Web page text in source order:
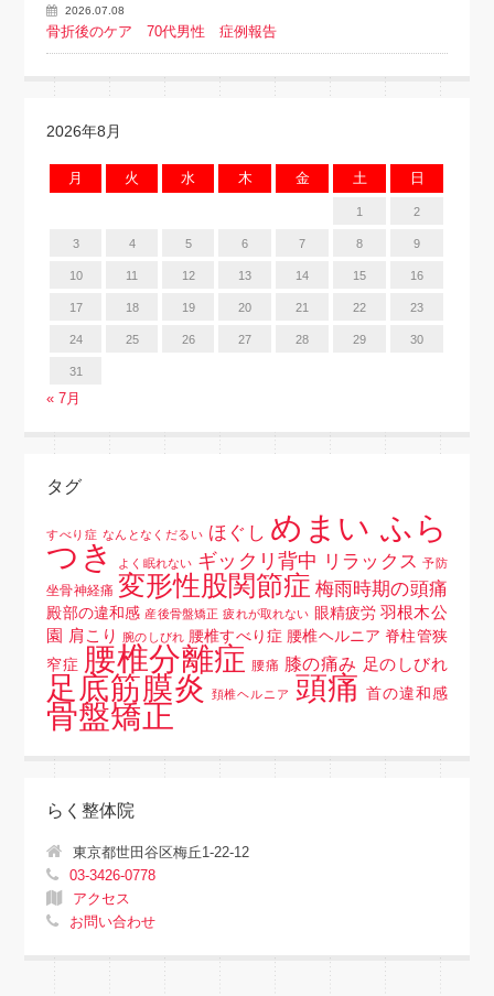
2026.07.08
骨折後のケア 70代男性 症例報告
2026年8月
月 火 水 木 金 土 日
1 2
3 4 5 6 7 8 9
10 11 12 13 14 15 16
17 18 19 20 21 22 23
24 25 26 27 28 29 30
31
« 7月
タグ
すべり症 なんとなくだるい ほぐし めまい ふら
つき
よく眠れない ギックリ背中 リラックス 予防
坐骨神経痛 変形性股関節症 梅雨時期の頭痛
殿部の違和感 産後骨盤矯正 疲れが取れない 眼精疲労 羽根木公
園 肩こり 腕のしびれ 腰椎すべり症 腰椎ヘルニア 脊柱管狭
窄症 腰椎分離症 腰痛 膝の痛み 足のしびれ
足底筋膜炎 頚椎ヘルニア 頭痛 首の違和感
骨盤矯正
らく整体院
東京都世田谷区梅丘1-22-12
03-3426-0778
アクセス
お問い合わせ